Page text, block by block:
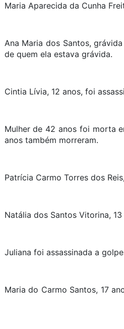
Maria Aparecida da Cunha
Ana Maria dos Santos,
de quem ela estava
Cintia Lívia, 12 anos, foi
Mulher de 42 anos foi morta
anos também
Patrícia Carmo Torres dos
Natália dos Santos Vitorina,
Juliana foi assassinada a
Maria do Carmo Santos, 17